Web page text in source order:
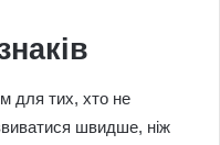
для тих, хто не
швидше, ніж